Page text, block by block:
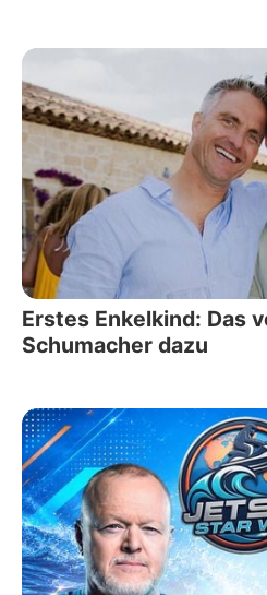
Erstes Enkelkind: Das
Schumacher dazu